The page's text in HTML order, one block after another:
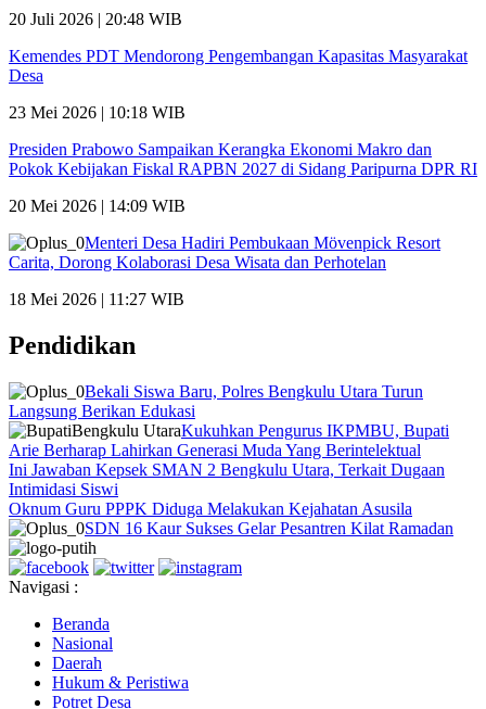
20 Juli 2026 | 20:48 WIB
Kemendes PDT Mendorong Pengembangan Kapasitas Masyarakat
Desa
23 Mei 2026 | 10:18 WIB
Presiden Prabowo Sampaikan Kerangka Ekonomi Makro dan
Pokok Kebijakan Fiskal RAPBN 2027 di Sidang Paripurna DPR RI
20 Mei 2026 | 14:09 WIB
Menteri Desa Hadiri Pembukaan Mövenpick Resort
Carita, Dorong Kolaborasi Desa Wisata dan Perhotelan
18 Mei 2026 | 11:27 WIB
Pendidikan
Bekali Siswa Baru, Polres Bengkulu Utara Turun
Langsung Berikan Edukasi
Kukuhkan Pengurus IKPMBU, Bupati
Arie Berharap Lahirkan Generasi Muda Yang Berintelektual
Ini Jawaban Kepsek SMAN 2 Bengkulu Utara, Terkait Dugaan
Intimidasi Siswi
Oknum Guru PPPK Diduga Melakukan Kejahatan Asusila
SDN 16 Kaur Sukses Gelar Pesantren Kilat Ramadan
Navigasi :
Beranda
Nasional
Daerah
Hukum & Peristiwa
Potret Desa